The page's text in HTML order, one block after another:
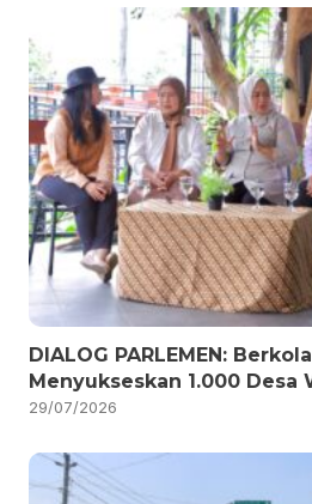
DIALOG PARLEMEN:
Menyukseskan 1.000 Desa
29/07/2026